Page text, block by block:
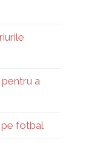
a
pe fotbal